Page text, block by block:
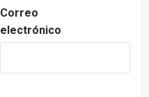
Correo
electrónico